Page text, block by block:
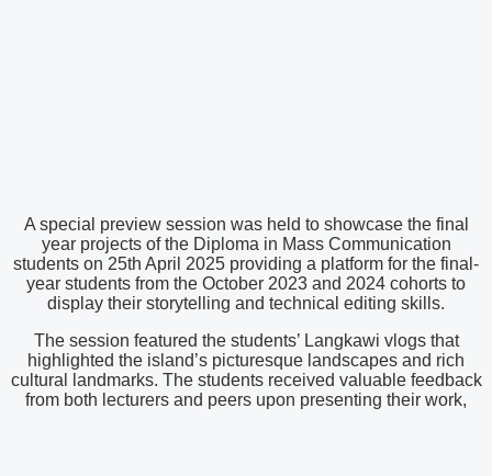
A special preview session was held to showcase the final
year projects of the Diploma in Mass Communication
students on 25th April 2025 providing a platform for the final-
year students from the October 2023 and 2024 cohorts to
display their storytelling and technical editing skills.
The session featured the students’ Langkawi vlogs that
highlighted the island’s picturesque landscapes and rich
cultural landmarks. The students received valuable feedback
from both lecturers and peers upon presenting their work,